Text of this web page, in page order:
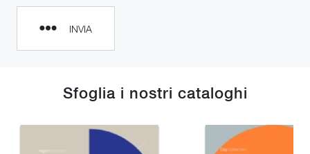
Sfoglia i nostri cataloghi
INVIA